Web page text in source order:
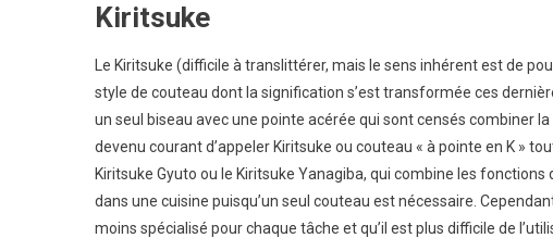
Kiritsuke
Le Kiritsuke (difficile à translittérer, mais le sens inhérent est de
style de couteau dont la signification s’est transformée ces
un seul biseau avec une pointe acérée qui sont censés combiner
devenu courant d’appeler Kiritsuke ou couteau « à pointe en K »
Kiritsuke Gyuto ou le Kiritsuke Yanagiba, qui combine les
dans une cuisine puisqu’un seul couteau est nécessaire.
moins spécialisé pour chaque tâche et qu’il est plus difficile de